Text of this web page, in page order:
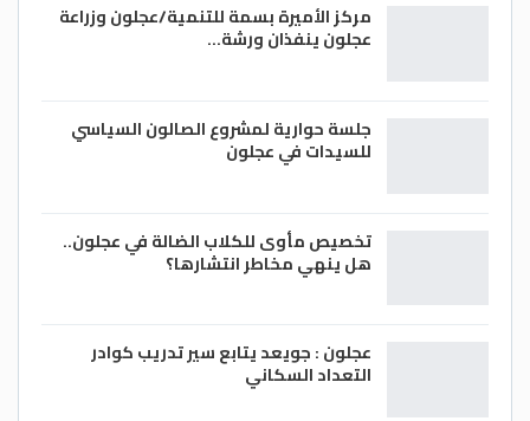
مركز الأميرة بسمة للتنمية/عجلون وزراعة
عجلون ينفذان ورشة…
جلسة حوارية لمشروع الصالون السياسي
للسيدات في عجلون
تخصيص مأوى للكلاب الضالة في عجلون..
هل ينهي مخاطر انتشارها؟
عجلون : جويعد يتابع سير تدريب كوادر
التعداد السكاني